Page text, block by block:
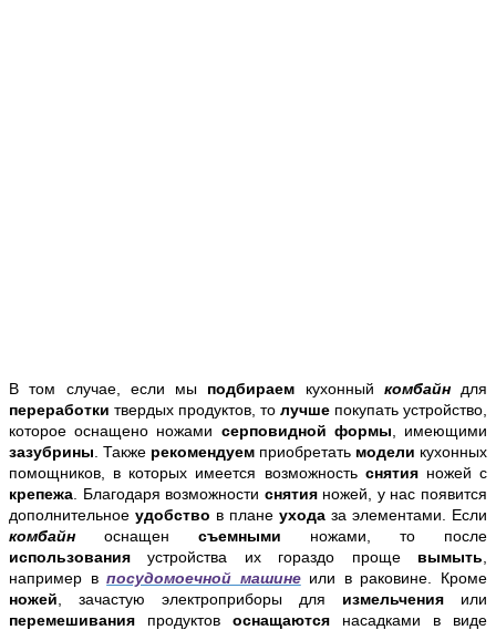
В том случае, если мы подбираем кухонный комбайн для
переработки твердых продуктов, то лучше покупать устройство,
которое оснащено ножами серповидной формы , имеющими
зазубрины . Также рекомендуем приобретать модели кухонных
помощников, в которых имеется возможность снятия ножей с
крепежа . Благодаря возможности снятия ножей, у нас появится
дополнительное удобство в плане ухода за элементами. Если
комбайн оснащен съемными ножами, то после
использованияустройства их гораздо проще вымыть
например впосудомоечной машинеили в раковине. Кроме
ножей , зачастую электроприборы для измельчения или
перемешивания продуктов оснащаются насадками в виде